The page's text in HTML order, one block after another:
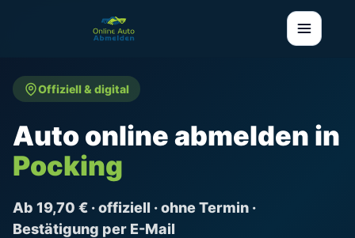
Offiziell & digital
Auto online abmelden in
Pocking
Ab 19,70 € · offiziell · ohne Termin ·
Bestätigung per E-Mail